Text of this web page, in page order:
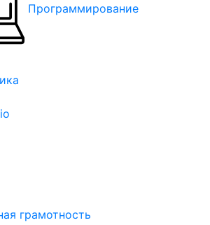
Программирование
грамотность